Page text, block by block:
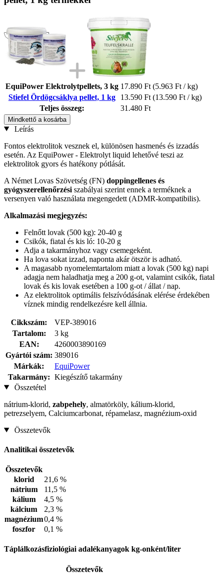
EquiPower Elektrolytpellets, 3 kg 17.890 Ft (5.963 Ft / kg)
Stiefel Ördögcsáklya pellet, 1 kg
13.590 Ft (13.590 Ft / kg)
Teljes összeg:
31.480 Ft
Mindkettő a kosárba
Leírás
Fontos elektrolitok vesznek el, különösen hasmenés és izzadás
esetén. Az EquiPower - Elektrolyt liquid lehetővé teszi az
elektrolitok gyors és hatékony pótlását.
A Német Lovas Szövetség (FN) doppingellenes és
gyógyszerellenőrzési szabályai szerint ennek a terméknek a
versenyen való használata megengedett (ADMR-kompatibilis).
Alkalmazási megjegyzés:
Felnőtt lovak (500 kg): 20-40 g
Csikók, fiatal és kis ló: 10-20 g
Adja a takarmányhoz vagy csemegeként.
Ha lova sokat izzad, naponta akár ötször is adható.
A magasabb nyomelemtartalom miatt a lovak (500 kg) napi
adagja nem haladhatja meg a 200 g-ot, valamint csikók, fiatal
lovak és kis lovak esetében a 100 g-ot / állat / nap.
Az elektrolitok optimális felszívódásának elérése érdekében
víznek mindig rendelkezésre kell állnia.
Cikkszám:
VEP-389016
Tartalom:
3 kg
EAN:
4260003890169
Gyártói szám: 389016
Márkák:
EquiPower
Takarmány: Kiegészítő takarmány
Összetétel
nátrium-klorid, zabpehely, almatörköly, kálium-klorid,
petrezselyem, Calciumcarbonat, répamelasz, magnézium-oxid
Összetevők
Analitikai összetevők
Összetevők
klorid
21,6 %
nátrium
11,5 %
kálium
4,5 %
kálcium
2,3 %
magnézium0,4 %
foszfor
0,1 %
Táplálkozásfiziológiai adalékanyagok kg-onként/liter
Összetevők